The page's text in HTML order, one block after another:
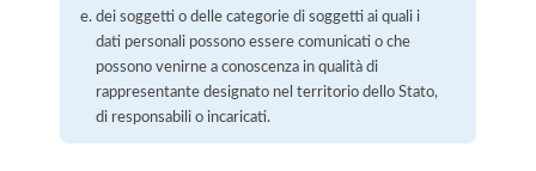
dei soggetti o delle categorie di soggetti ai quali i
dati personali possono essere comunicati o che
possono venirne a conoscenza in qualità di
rappresentante designato nel territorio dello Stato,
di responsabili o incaricati.